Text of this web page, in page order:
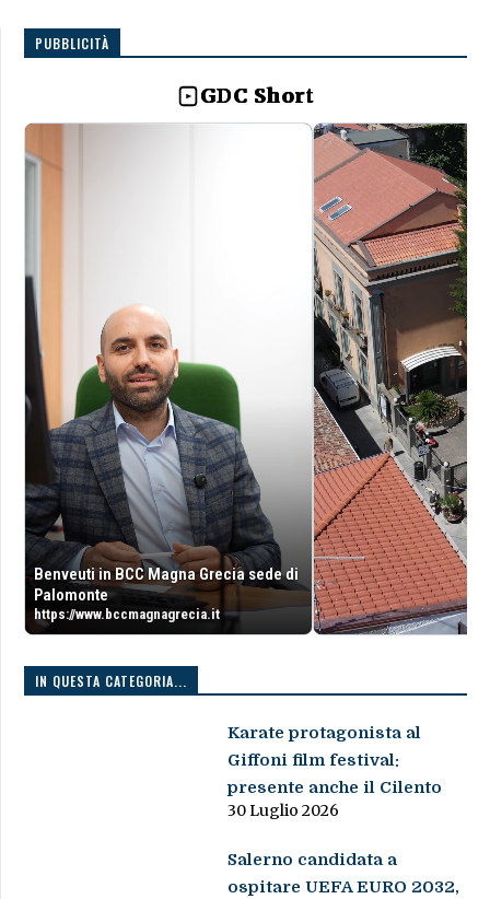
PUBBLICITÀ
GDC Short
Benveuti in BCC Magna Grecia sede di
Palomonte
https://www.bccmagnagrecia.it
IN QUESTA CATEGORIA...
Karate protagonista al
Giffoni film festival:
presente anche il Cilento
30 Luglio 2026
Salerno candidata a
ospitare UEFA EURO 2032,